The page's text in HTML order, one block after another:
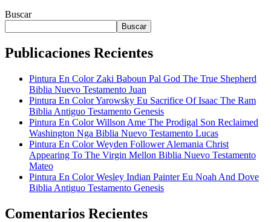
Buscar
Buscar
Publicaciones Recientes
Pintura En Color Zaki Baboun Pal God The True Shepherd
Biblia Nuevo Testamento Juan
Pintura En Color Yarowsky Eu Sacrifice Of Isaac The Ram
Biblia Antiguo Testamento Genesis
Pintura En Color Willson Ame The Prodigal Son Reclaimed
Washington Nga Biblia Nuevo Testamento Lucas
Pintura En Color Weyden Follower Alemania Christ
Appearing To The Virgin Mellon Biblia Nuevo Testamento
Mateo
Pintura En Color Wesley Indian Painter Eu Noah And Dove
Biblia Antiguo Testamento Genesis
Comentarios Recientes